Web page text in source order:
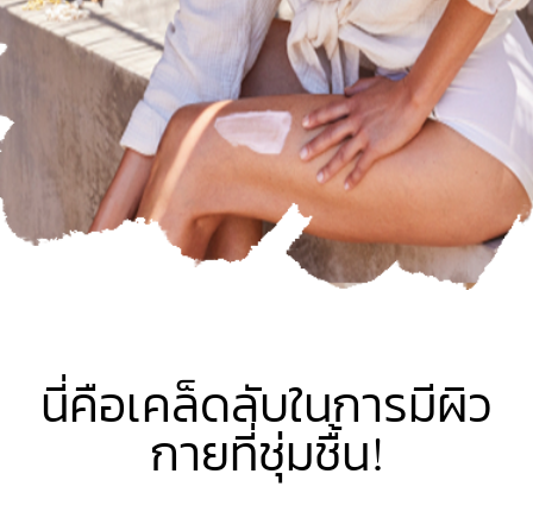
นี่คือเคล็ดลับในการมีผิว
กายที่ชุ่มชื้น!